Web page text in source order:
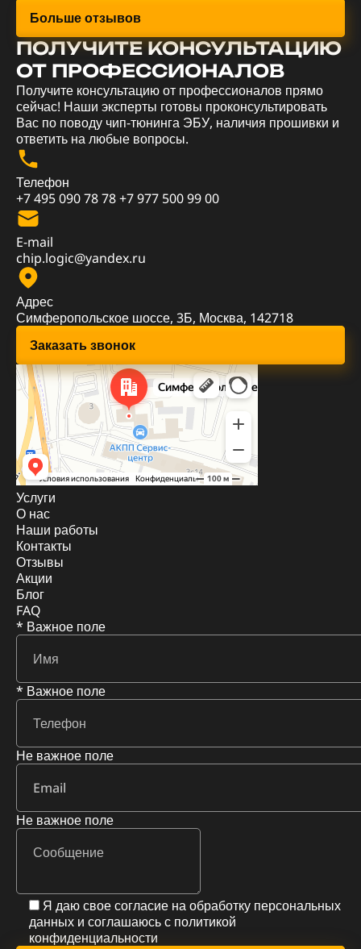
Больше отзывов
ПОЛУЧИТЕ КОНСУЛЬТАЦИЮ
ОТ ПРОФЕССИОНАЛОВ
Получите консультацию от профессионалов прямо
сейчас! Наши эксперты готовы проконсультировать
Вас по поводу чип-тюнинга ЭБУ, наличия прошивки и
ответить на любые вопросы.
Телефон
+7 495 090 78 78+7 977 500 99 00
E-mail
chip.logic@yandex.ru
Адрес
Симферопольское шоссе, 3Б, Москва, 142718
Заказать звонок
Услуги
О нас
Наши работы
Контакты
Отзывы
Акции
Блог
FAQ
* Важное поле
* Важное поле
Не важное поле
Не важное поле
Я даю свое согласие на обработку персональных
данных и соглашаюсь с политикой
конфиденциальности